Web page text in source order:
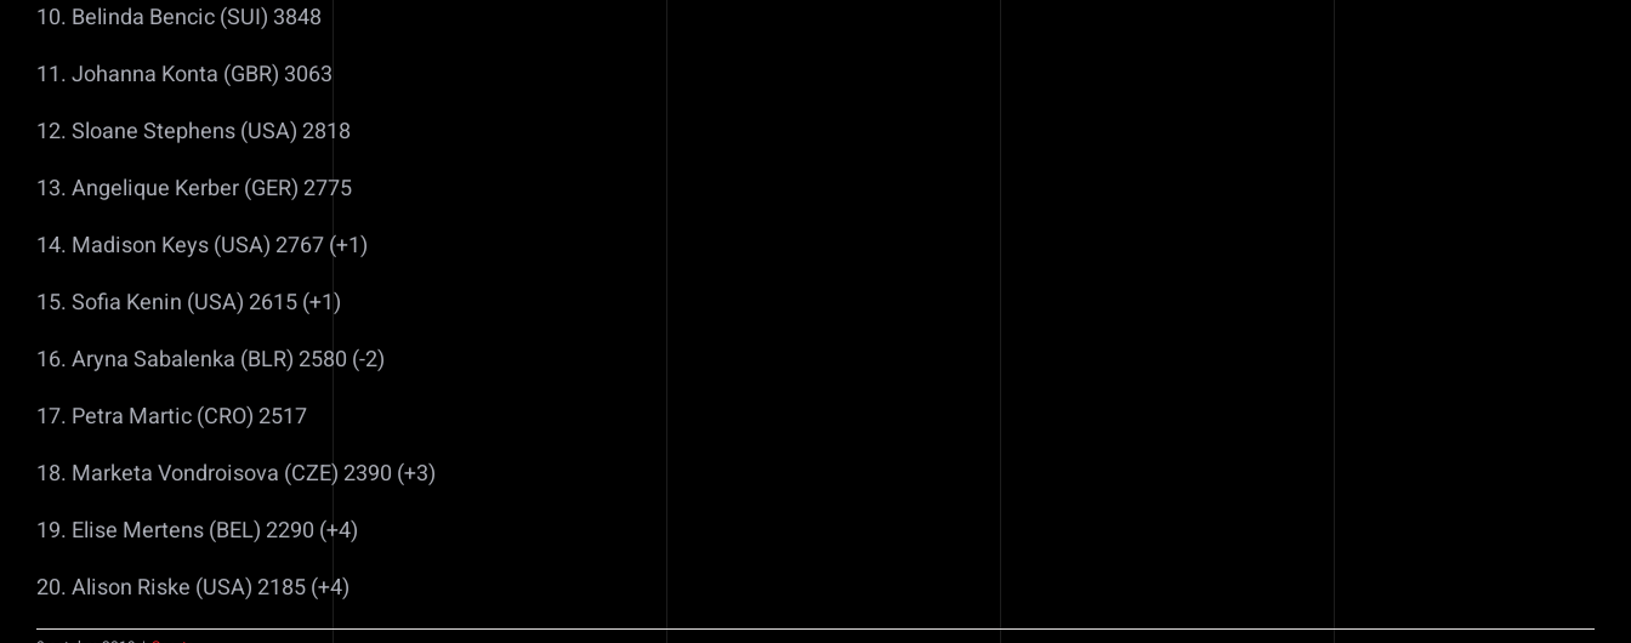
10. Belinda Bencic (SUI) 3848
11. Johanna Konta (GBR) 3063
12. Sloane Stephens (USA) 2818
13. Angelique Kerber (GER) 2775
14. Madison Keys (USA) 2767 (+1)
15. Sofia Kenin (USA) 2615 (+1)
16. Aryna Sabalenka (BLR) 2580 (-2)
17. Petra Martic (CRO) 2517
18. Marketa Vondroisova (CZE) 2390 (+3)
19. Elise Mertens (BEL) 2290 (+4)
20. Alison Riske (USA) 2185 (+4)